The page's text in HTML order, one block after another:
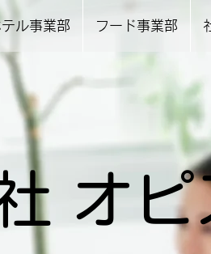
ル事業部 フード事業部
オピ